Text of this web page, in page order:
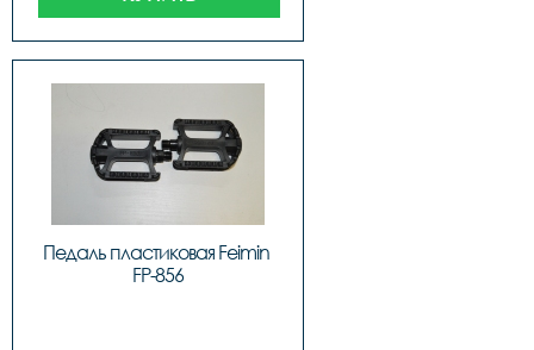
Педаль пластиковая Feimin
FP-856